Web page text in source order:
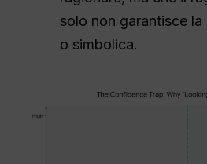
solo non garantisce
o simbolica.